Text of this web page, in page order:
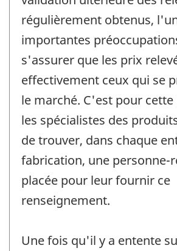
régulièrement obtenus,
importantes
s'assurer que les prix
effectivement ceux qui se
le marché. C'est pour
les spécialistes des
de trouver, dans chaque
fabrication, une personne-
placée pour leur fournir ce
renseignement.
Une fois qu'il y a entente